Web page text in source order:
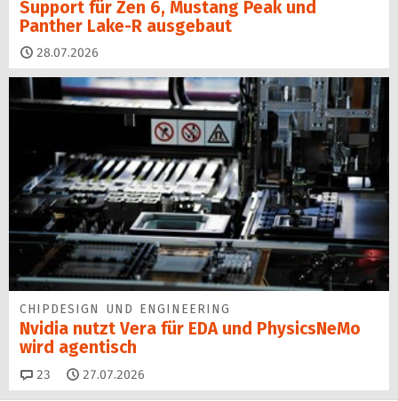
Support für Zen 6, Mustang Peak und
Panther Lake-R ausgebaut
28.07.2026
CHIPDESIGN UND ENGINEERING
Nvidia nutzt Vera für EDA und PhysicsNeMo
wird agentisch
23 Kommentare
27.07.2026